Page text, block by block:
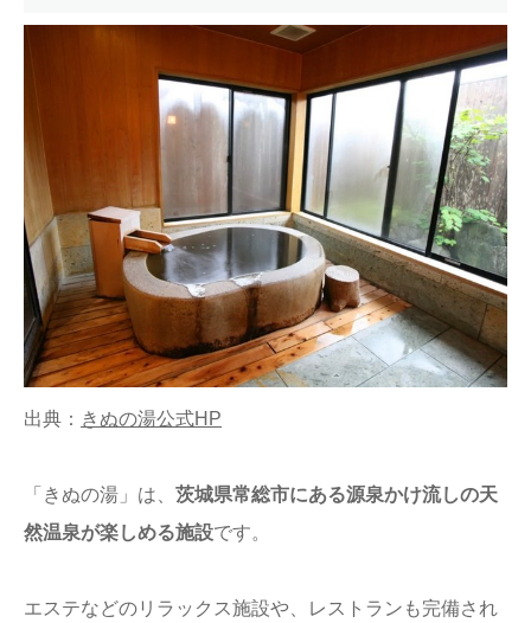
出典： きぬの湯公式HP
「きぬの湯」は、 茨城県常総市にある源泉かけ流しの天
然温泉が楽しめる施設です。
エステなどのリラックス施設や、レストランも完備され